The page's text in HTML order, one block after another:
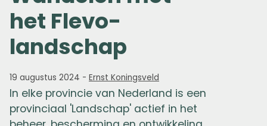
het Flevo-
landschap
19 augustus 2024 - Ernst Koningsveld
In elke provincie van Nederland is een
provinciaal 'Landschap' actief in het